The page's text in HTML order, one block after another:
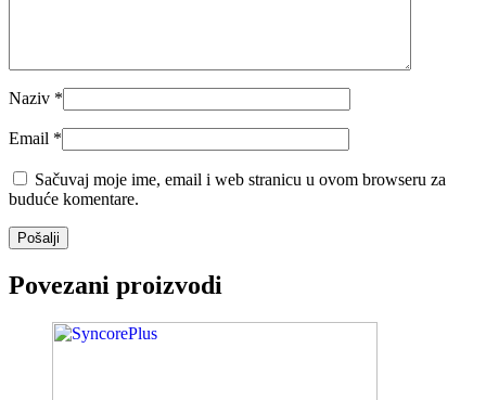
Naziv *
Email *
Sačuvaj moje ime, email i web stranicu u ovom browseru za
buduće komentare.
Povezani proizvodi